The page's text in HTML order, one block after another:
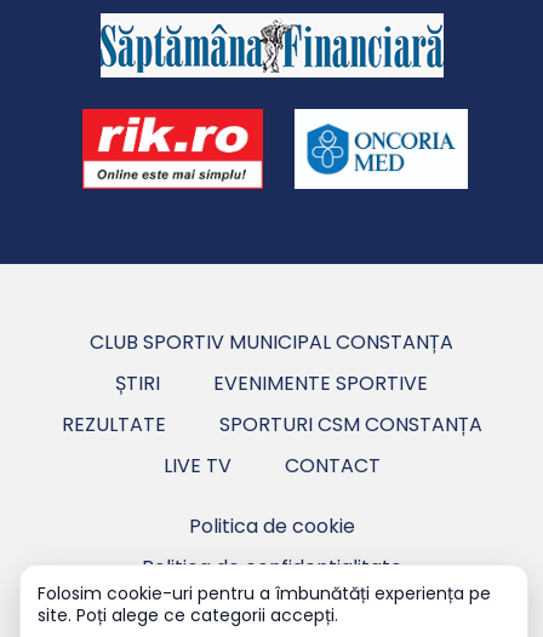
CLUB SPORTIV MUNICIPAL CONSTANȚA
ȘTIRI
EVENIMENTE SPORTIVE
REZULTATE
SPORTURI CSM CONSTANȚA
LIVE TV
CONTACT
Politica de cookie
Politica de confidentialitate
Copyright ©2026 CSM Constanța - Club Sportiv
Folosim cookie-uri pentru a îmbunătăți experiența pe
site. Poți alege ce categorii accepți.